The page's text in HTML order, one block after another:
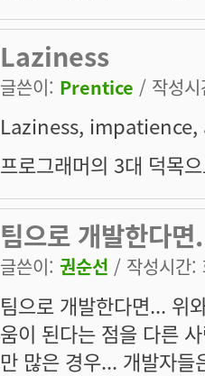
Laziness
글쓴이: Prentice / 작성
Laziness,
프로그래머의 3대 덕목
팀으로 개발한다
글쓴이: 권순선 / 작성시간
팀으로 개발한다면... 위
움이 된다는 점을 다른
만 많은 경우... 개발자